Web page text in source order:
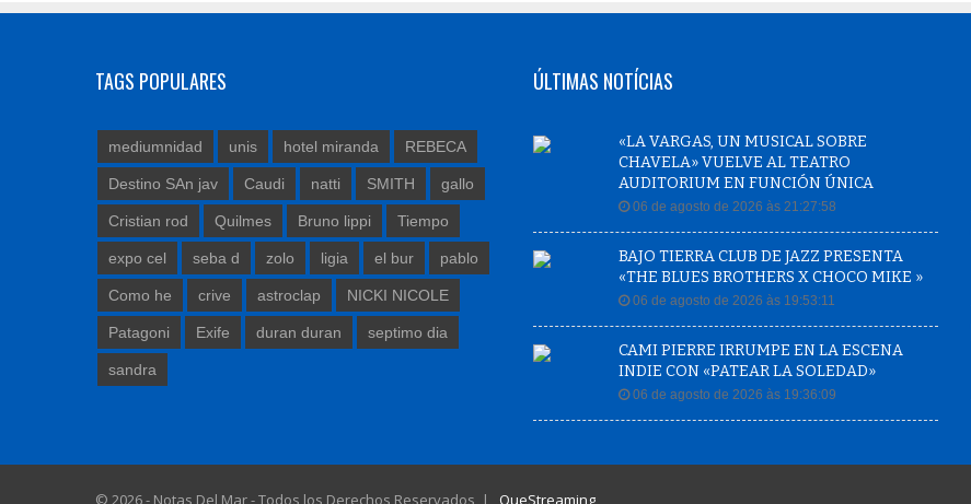
TAGS POPULARES
mediumnidad unis hotel miranda REBECA
Destino SAn jav Caudi natti SMITH gallo
Cristian rod Quilmes Bruno lippi Tiempo
expo cel seba d zolo ligia el bur pablo
Como he crive astroclap NICKI NICOLE
Patagoni Exife duran duran septimo dia
sandra
ÚLTIMAS NOTÍCIAS
«LA VARGAS, UN MUSICAL SOBRE
CHAVELA» VUELVE AL TEATRO
AUDITORIUM EN FUNCIÓN ÚNICA
06 de agosto de 2026 às 21:27:58
BAJO TIERRA CLUB DE JAZZ PRESENTA
«THE BLUES BROTHERS X CHOCO MIKE »
06 de agosto de 2026 às 19:53:11
CAMI PIERRE IRRUMPE EN LA ESCENA
INDIE CON «PATEAR LA SOLEDAD»
06 de agosto de 2026 às 19:36:09